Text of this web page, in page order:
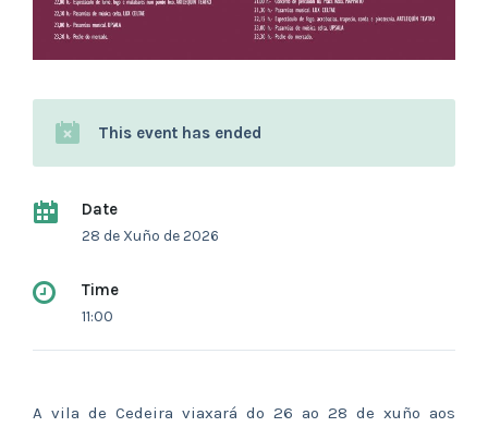
This event has ended
Date
28 de Xuño de 2026
Time
11:00
A vila de Cedeira viaxará do 26 ao 28 de xuño aos